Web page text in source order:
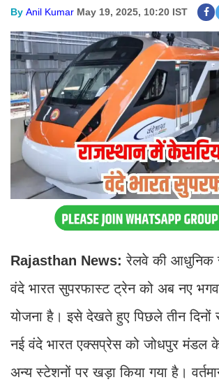
By Anil Kumar May 19, 2025, 10:20 IST
Rajasthan News: रेलवे की आधुनिक
वंदे भारत सुपरफास्ट ट्रेन को अब नए
योजना है। इसे देखते हुए पिछले तीन दिनों
नई वंदे भारत एक्सप्रेस को जोधपुर मंडल
अन्य स्टेशनों पर खड़ा किया गया है।